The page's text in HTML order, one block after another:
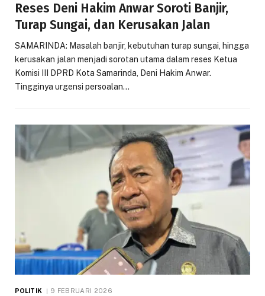
Reses Deni Hakim Anwar Soroti Banjir,
Turap Sungai, dan Kerusakan Jalan
SAMARINDA: Masalah banjir, kebutuhan turap sungai, hingga
kerusakan jalan menjadi sorotan utama dalam reses Ketua
Komisi III DPRD Kota Samarinda, Deni Hakim Anwar.
Tingginya urgensi persoalan…
POLITIK 9 FEBRUARI 2026